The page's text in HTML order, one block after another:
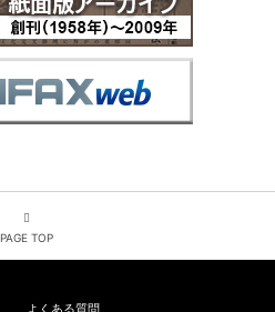
PAGE TOP
よくある質問